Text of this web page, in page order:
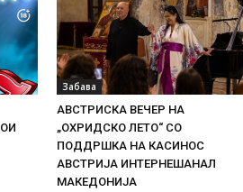
Забава
АВСТРИСКА ВЕЧЕР НА
„ОХРИДСКО ЛЕТО“ СО
ПОДДРШКА НА КАСИНОС
АВСТРИЈА ИНТЕРНЕШАНАЛ
МАКЕДОНИЈА